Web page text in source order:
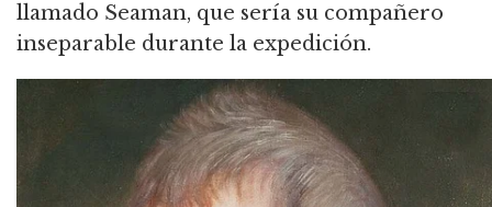
llamado Seaman, que sería su compañero
inseparable durante la expedición.